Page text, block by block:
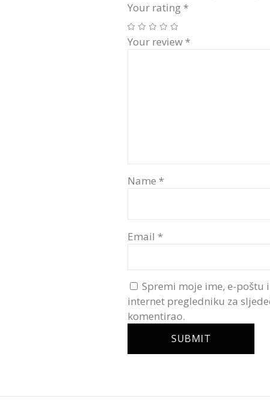
Your rating *
Your review *
Name *
Email *
Spremi moje ime, e-poštu
internet pregledniku za
komentirao.